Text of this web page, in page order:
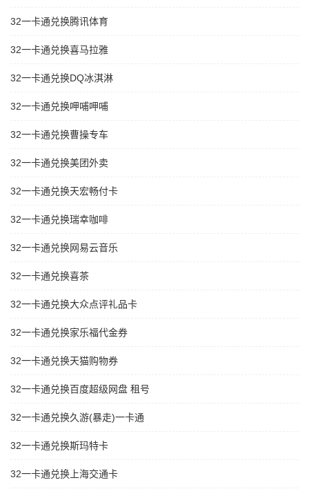
32一卡通兑换腾讯体育
32一卡通兑换喜马拉雅
32一卡通兑换DQ冰淇淋
32一卡通兑换呷哺呷哺
32一卡通兑换曹操专车
32一卡通兑换美团外卖
32一卡通兑换天宏畅付卡
32一卡通兑换瑞幸咖啡
32一卡通兑换网易云音乐
32一卡通兑换喜茶
32一卡通兑换大众点评礼品卡
32一卡通兑换家乐福代金券
32一卡通兑换天猫购物券
32一卡通兑换百度超级网盘 租号
32一卡通兑换久游(暴走)一卡通
32一卡通兑换斯玛特卡
32一卡通兑换上海交通卡